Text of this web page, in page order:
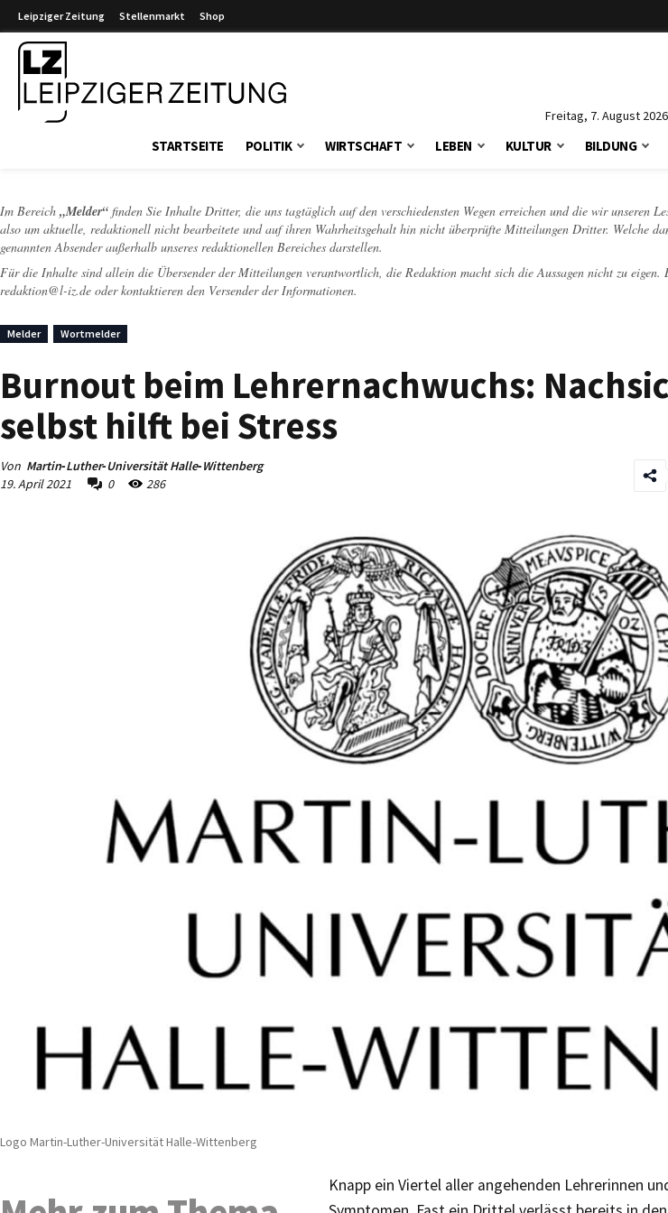
Leipziger Zeitung Stellenmarkt Shop
Freitag, 7. August 2026
STARTSEITE POLITIK WIRTSCHAFT LEBEN KULTUR BILDUNG
Im Bereich „Melder“ finden Sie Inhalte Dritter, die uns tagtäglich auf den verschiedensten Wegen erreichen und die wir unseren
also um aktuelle, redaktionell nicht bearbeitete und auf ihren Wahrheitsgehalt hin nicht überprüfte Mitteilungen Dritter. Welche
genannten Absender außerhalb unseres redaktionellen Bereiches darstellen.
Für die Inhalte sind allein die Übersender der Mitteilungen verantwortlich, die Redaktion macht sich die Aussagen nicht zu eigen.
redaktion@l-iz.de oder kontaktieren den Versender der Informationen.
Melder Wortmelder
Burnout beim Lehrernachwuchs:
selbst hilft bei Stress
Von Martin‐Luther‐Universität Halle‐Wittenberg
19. April 2021
0 286
Logo Martin-Luther-Universität Halle-Wittenberg
Knapp ein Viertel aller angehenden Lehrerinnen